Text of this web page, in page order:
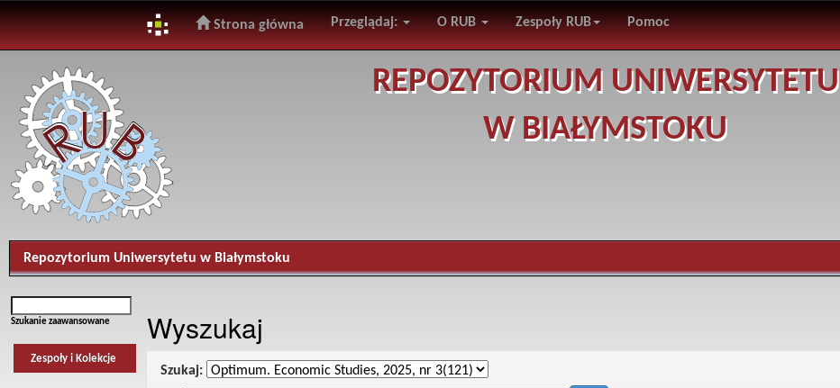
navigation
Strona główna Przeglądaj: O RUB Zespoły RUB Pomoc
REPOZYTORIUM UNIWERSYTETU
W BIAŁYMSTOKU
Repozytorium Uniwersytetu w Białymstoku
Szukanie zaawansowane
Zespoły i Kolekcje
Wyszukaj
Szukaj: